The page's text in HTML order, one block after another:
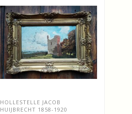
HOLLESTELLE JACOB
HUIJBRECHT 1858-1920